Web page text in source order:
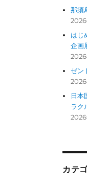
那須
はじ
企画
ゼン
日本
ラク
2026
カテ